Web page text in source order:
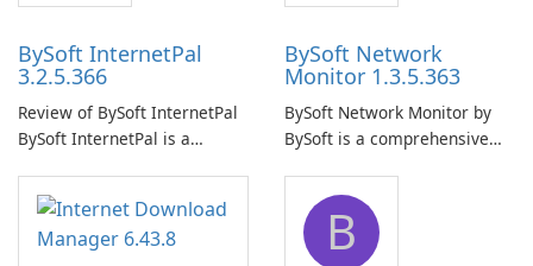
BySoft InternetPal
3.2.5.366
Review of BySoft InternetPal
BySoft InternetPal is a
application designed to
monitor your internet
connection and provide real-
BySoft Network
Monitor 1.3.5.363
BySoft Network Monitor by
BySoft is a comprehensive
designed to help businesses
effectively manage their
network infrastructure.
B